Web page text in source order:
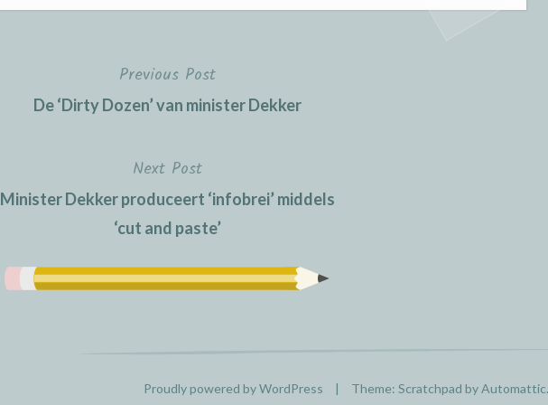
Previous Post
De ‘Dirty Dozen’ van minister Dekker
Next Post
Minister Dekker produceert ‘infobrei’ middels
‘cut and paste’
Proudly powered by WordPress | Theme: Scratchpad byAutomattic.